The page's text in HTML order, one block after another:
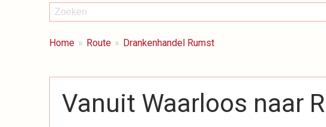
ZOEKEN
Zoeken
BREADCRUMBS
Je
Home Route Drankenhandel Rumst
Vanuit Waarloos naar